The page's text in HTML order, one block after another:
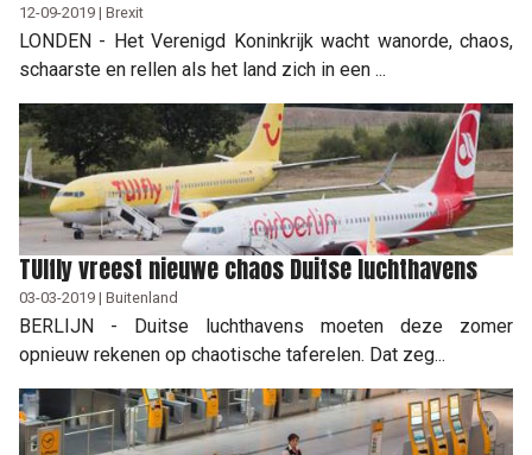
12-09-2019 | Brexit
LONDEN - Het Verenigd Koninkrijk wacht wanorde, chaos,
schaarste en rellen als het land zich in een ...
TUIfly vreest nieuwe chaos Duitse luchthavens
03-03-2019 | Buitenland
BERLIJN - Duitse luchthavens moeten deze zomer
opnieuw rekenen op chaotische taferelen. Dat zeg...